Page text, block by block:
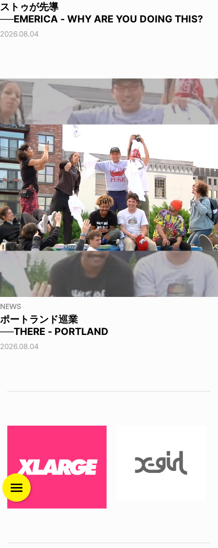
ストゥが先導
──EMERICA - WHY ARE YOU DOING THIS?
2026.08.04
NEWS
ポートランド巡業
──THERE - PORTLAND
2026.08.04